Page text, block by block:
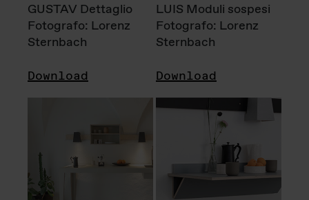
GUSTAV Dettaglio
Fotografo: Lorenz
Sternbach
Download
LUIS Moduli sospesi
Fotografo: Lorenz
Sternbach
Download